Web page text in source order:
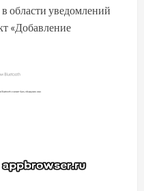
области уведомлений
«Добавление